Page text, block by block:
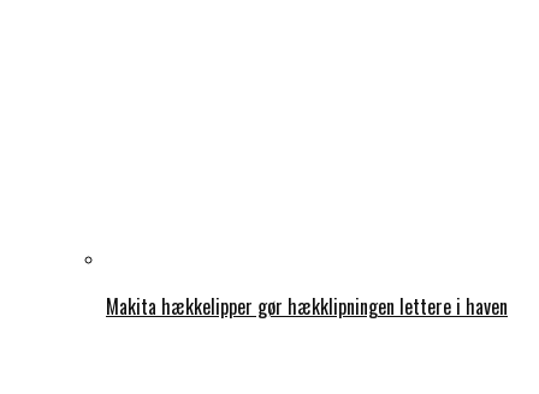
Makita hækkelipper gør hækklipningen lettere i haven